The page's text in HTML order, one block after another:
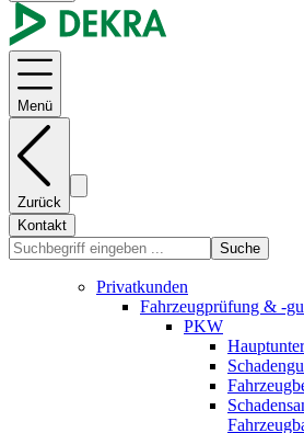
Menü
Zurück
Kontakt
Suche
Privatkunden
Fahrzeugprüfung & -
PKW